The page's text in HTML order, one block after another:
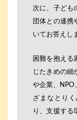
次に、子ども
団体との連携
いてお答えし
困難を抱える
じたきめの細
や企業、NPO
ざまなとり
り、支援する